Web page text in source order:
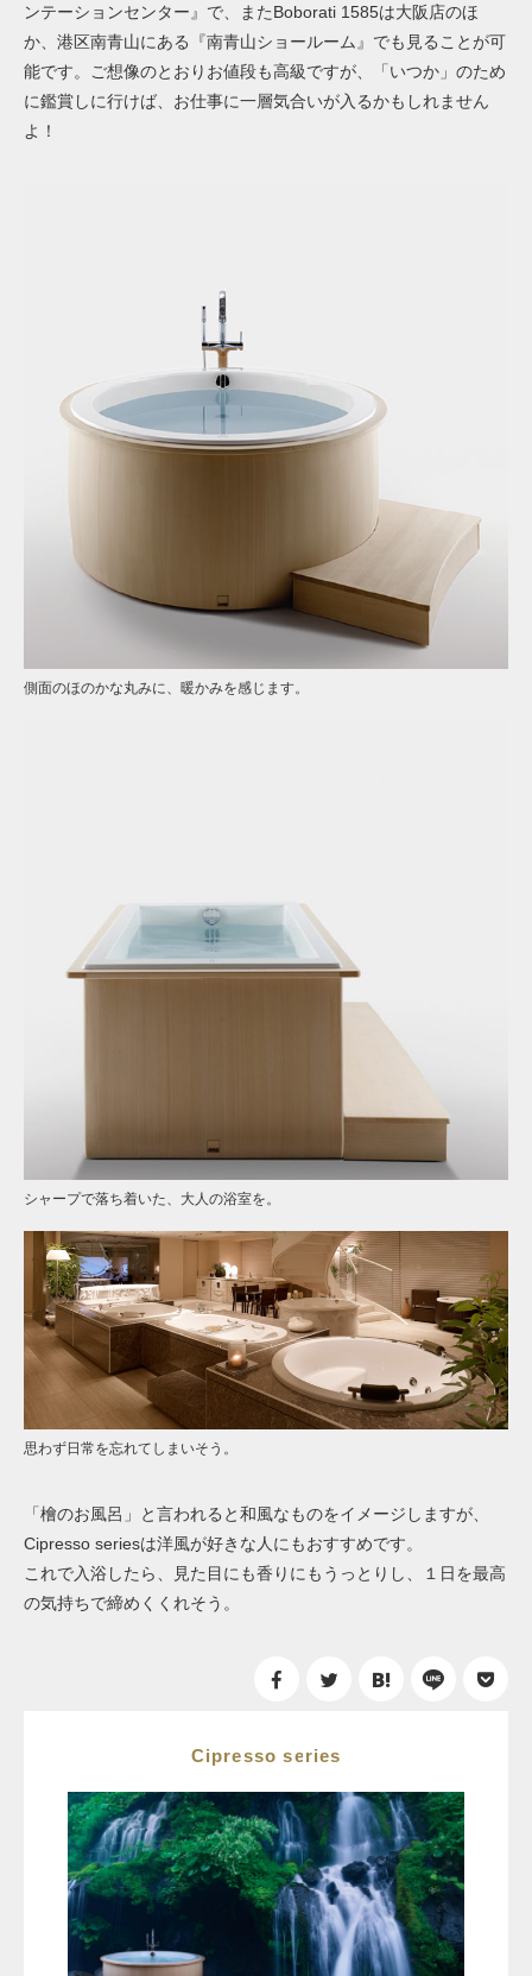
ンテーションセンター』で、またBoborati 1585は大阪店のほ
か、港区南青山にある『南青山ショールーム』でも見ることが可
能です。ご想像のとおりお値段も高級ですが、「いつか」のため
に鑑賞しに行けば、お仕事に一層気合いが入るかもしれません
よ！
側面のほのかな丸みに、暖かみを感じます。
シャープで落ち着いた、大人の浴室を。
思わず日常を忘れてしまいそう。
「檜のお風呂」と言われると和風なものをイメージしますが、
Cipresso seriesは洋風が好きな人にもおすすめです。
これで入浴したら、見た目にも香りにもうっとりし、１日を最高
の気持ちで締めくくれそう。
Cipresso series